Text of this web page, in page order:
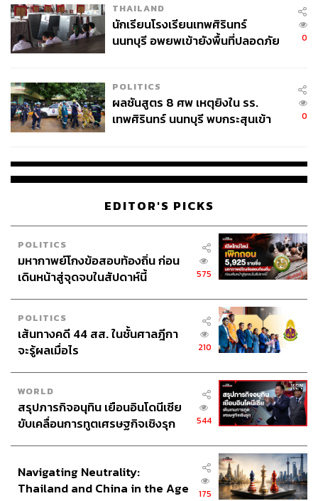
THAILAND
นักเรียนโรงเรียนเทพศิรินทร์
นนทบุรี อพยพเข้ายังพื้นที่ปลอดภัย
0
POLITICS
ผลชันสูตร 8 ศพ เหตุยิงใน รร.
เทพศิรินทร์ นนทบุรี พบกระสุนเข้า
0
EDITOR'S PICKS
POLITICS
มหากาพย์โกงข้อสอบท้องถิ่น ก่อน
เดินหน้าสู่จุดจบในสัปดาห์นี้
575
POLITICS
เส้นทางคดี 44 สส. ในชั้นศาลฎีกา
จะรู้ผลเมื่อไร
210
WORLD
สรุปภารกิจอนุทิน เยือนอินโดนีเซีย
ขับเคลื่อนการทูตเศรษฐกิจเชิงรุก
544
Navigating Neutrality:
Thailand and China in the Age
175